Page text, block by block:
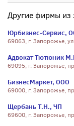
Другие фирмы из
Юрбизнес-Сервис,
69063, г. Запорожье,
Адвокат Тютюник
69095, г. Запорожье,
БизнесМаркет, ООО
69000, г. Запорожье,
Щербань Т.Н., ЧП
69600, г. Запорожье,